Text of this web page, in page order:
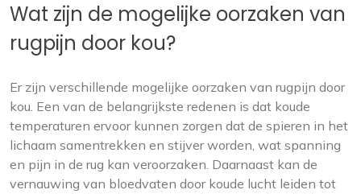
Wat zijn de mogelijke oorzaken van
rugpijn door kou?
Er zijn verschillende mogelijke oorzaken van rugpijn door
kou. Een van de belangrijkste redenen is dat koude
temperaturen ervoor kunnen zorgen dat de spieren in het
lichaam samentrekken en stijver worden, wat spanning
en pijn in de rug kan veroorzaken. Daarnaast kan de
vernauwing van bloedvaten door koude lucht leiden tot